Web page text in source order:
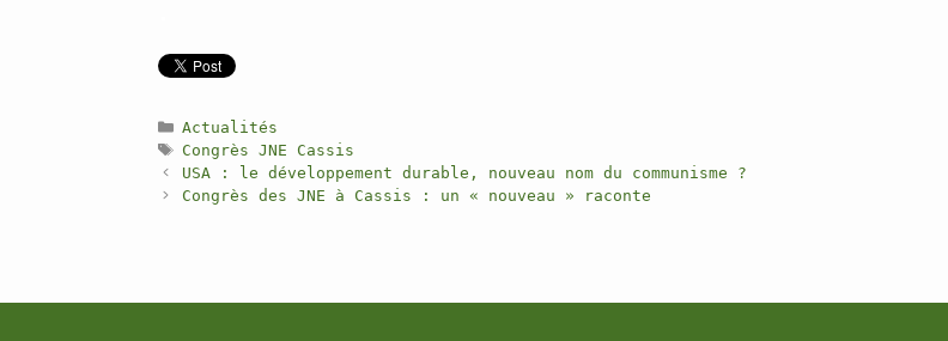
Catégories
Actualités
Étiquettes
Congrès JNE Cassis
Navigation
des
USA : le développement durable, nouveau nom du communisme ?
Congrès des JNE à Cassis : un « nouveau » raconte